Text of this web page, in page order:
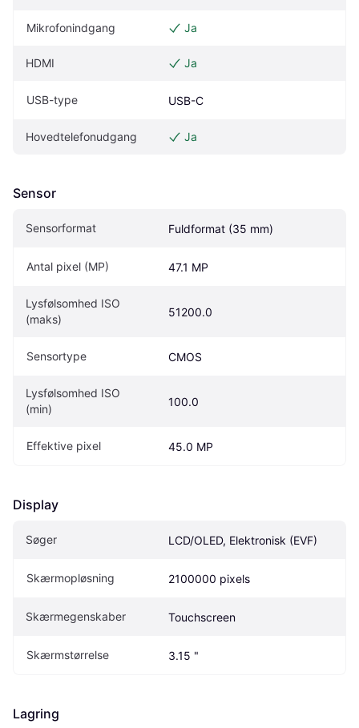
Mikrofonindgang Ja
HDMI Ja
USB-type USB-C
Hovedtelefonudgang Ja
Sensor
Sensorformat Fuldformat (35 mm)
Antal pixel (MP) 47.1 MP
Lysfølsomhed ISO
(maks)
51200.0
Sensortype CMOS
Lysfølsomhed ISO
(min)
100.0
Effektive pixel 45.0 MP
Display
Søger LCD/OLED, Elektronisk (EVF)
Skærmopløsning 2100000 pixels
Skærmegenskaber Touchscreen
Skærmstørrelse 3.15 "
Lagring